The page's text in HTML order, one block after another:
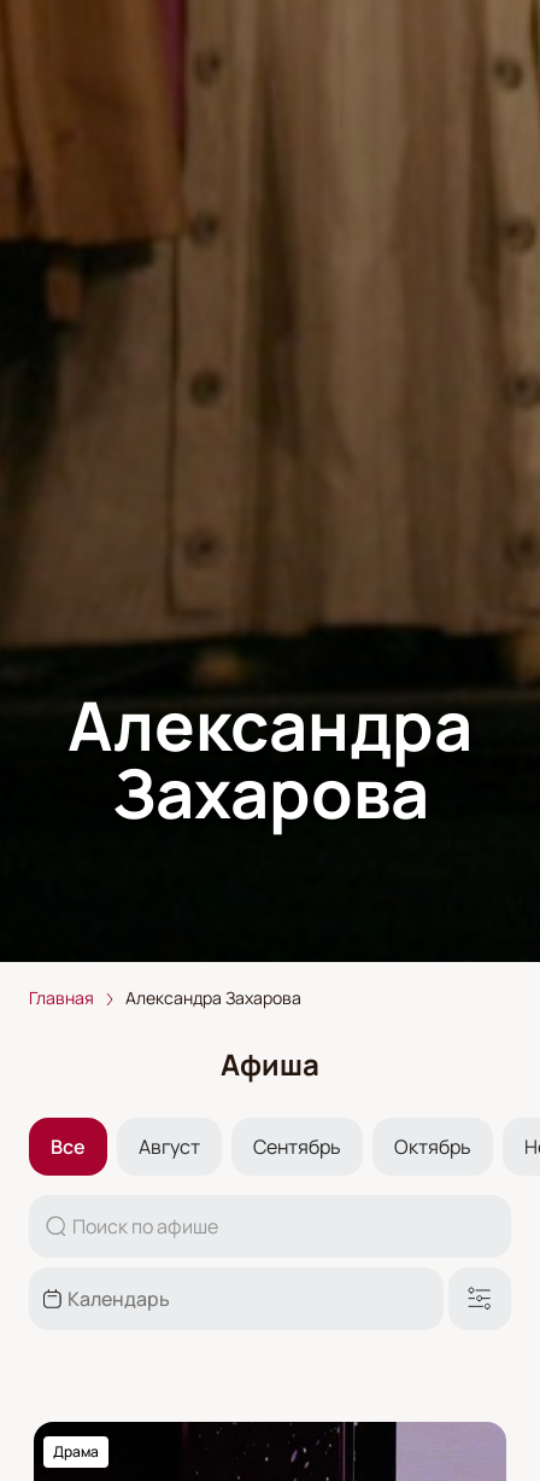
Александра
Захарова
Главная Александра Захарова
Афиша
Все Август Сентябрь Октябрь
Драма